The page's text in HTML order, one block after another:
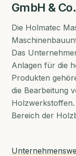
GmbH &
Die Holmatec
Das
Anlagen für die
Produkten
die Bearbeitung
Bereich der